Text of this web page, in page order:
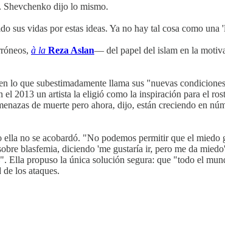
Shevchenko dijo lo mismo.
sus vidas por estas ideas. Ya no hay tal cosa como una
à la Reza Aslan— del papel del islam en la
lo que subestimadamente llama sus "nuevas
el 2013 un artista la eligió como la inspiración para el
de muerte pero ahora, dijo, están creciendo en
no se acobardó. "No podemos permitir que el miedo
blasfemia, diciendo 'me gustaría ir, pero me da
Ella propuso la única solución segura: que "todo el
los ataques.